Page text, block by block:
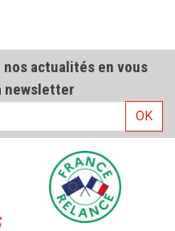
actualités en vous
newsletter
OK